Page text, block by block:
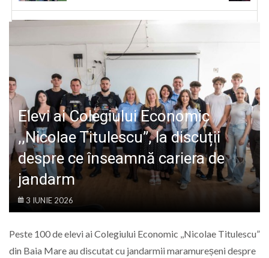
SANATATE
POLITIC
LIFE
Elevi ai Colegiului Economic
,,Nicolae Titulescu”, la discuții
despre ce înseamnă cariera de
jandarm
3 IUNIE 2026
Peste 100 de elevi ai Colegiului Economic ,,Nicolae Titulescu”
din Baia Mare au discutat cu jandarmii maramureșeni despre